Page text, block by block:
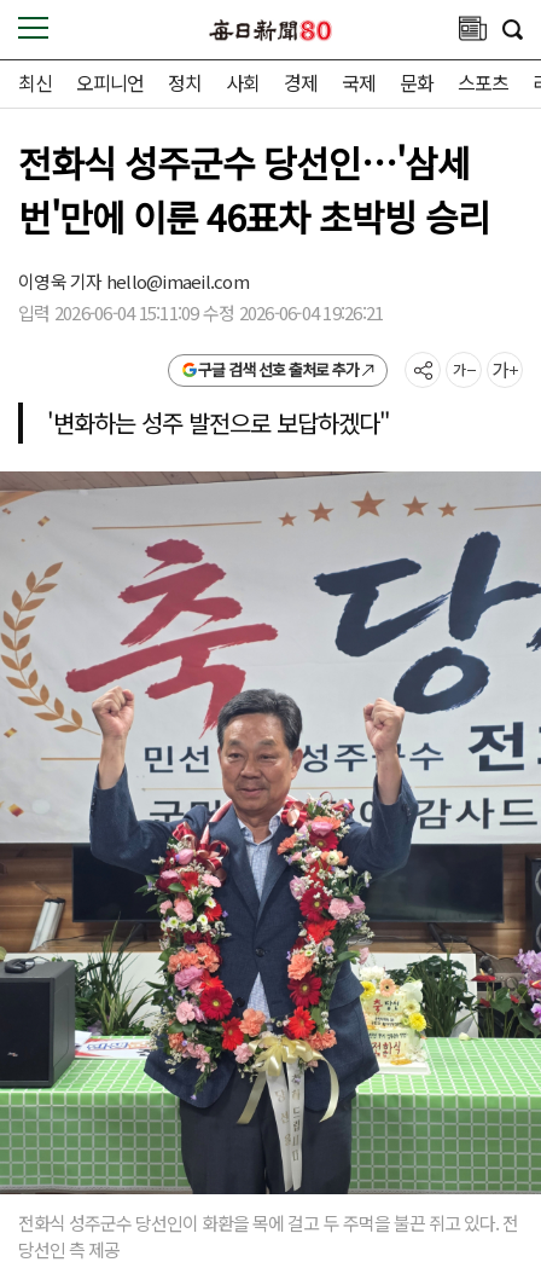
최신 오피니언 정치 사회 경제 국제 문화 스포츠
전화식 성주군수 당선인…'삼세
번'만에 이룬 46표차 초박빙 승리
이영욱 기자hello@imaeil.com
입력 2026-06-04 15:11:09 수정 2026-06-04 19:26:21
구글 검색 선호 출처로 추가
'변화하는 성주 발전으로 보답하겠다"
전화식 성주군수 당선인이 화환을 목에 걸고 두 주먹을 불끈 쥐고 있다. 전
당선인 측 제공